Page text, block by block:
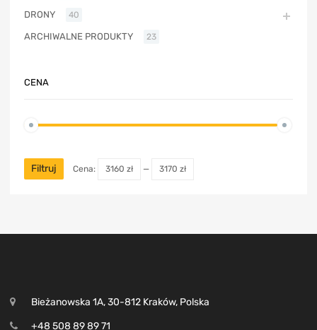
DRONY 40
ARCHIWALNE PRODUKTY 23
CENA
Filtruj Cena: 3160 zł — 3170 zł
Bieżanowska 1A, 30-812 Kraków, Polska
+48 508 89 89 71